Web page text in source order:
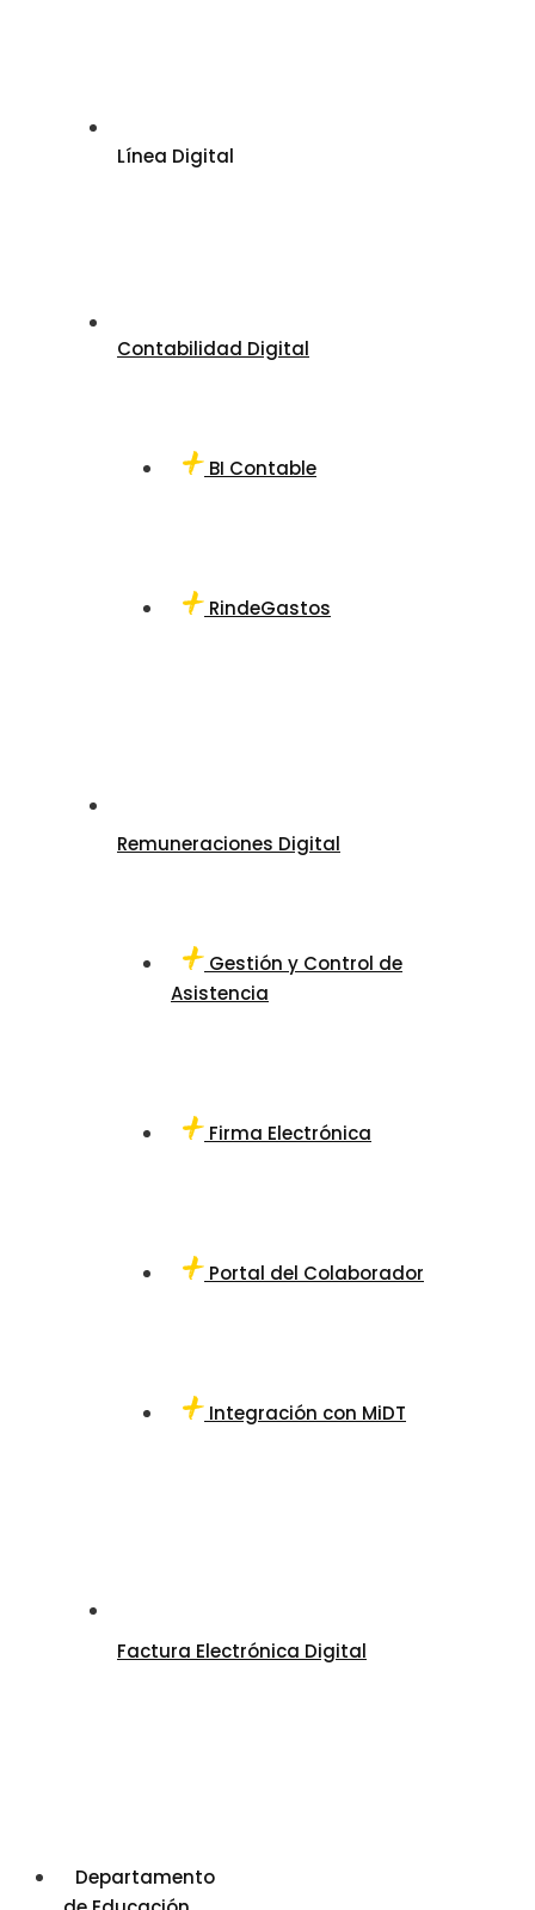
Línea Digital
Contabilidad Digital
BI Contable
RindeGastos
Remuneraciones Digital
Gestión y Control de
Asistencia
Firma Electrónica
Portal del Colaborador
Integración con MiDT
Factura Electrónica Digital
Departamento